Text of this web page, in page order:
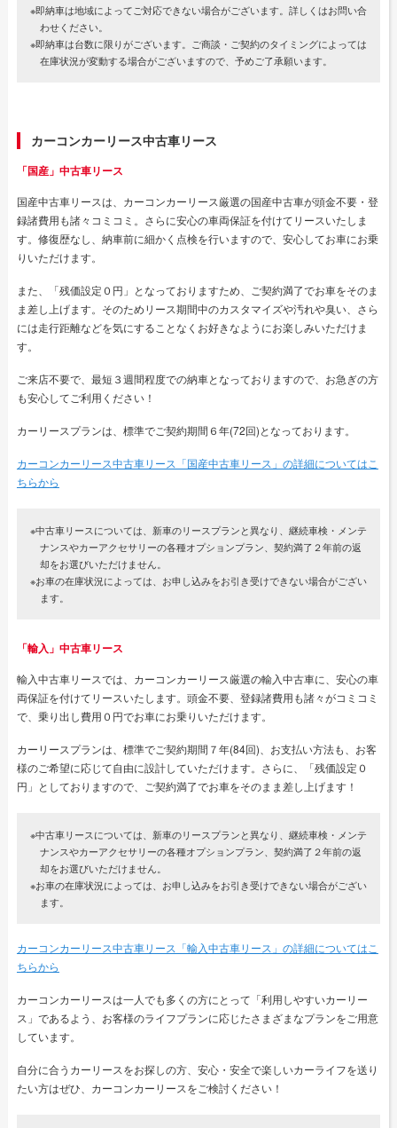
※即納車は地域によってご対応できない場合がございます。詳しくはお問い合
わせください。
※即納車は台数に限りがございます。ご商談・ご契約のタイミングによっては
在庫状況が変動する場合がございますので、予めご了承願います。
カーコンカーリース中古車リース
「国産」中古車リース
国産中古車リースは、カーコンカーリース厳選の国産中古車が頭金不要・登
録諸費用も諸々コミコミ。さらに安心の車両保証を付けてリースいたしま
す。修復歴なし、納車前に細かく点検を行いますので、安心してお車にお乗
りいただけます。
また、「残価設定０円」となっておりますため、ご契約満了でお車をそのま
ま差し上げます。そのためリース期間中のカスタマイズや汚れや臭い、さら
には走行距離などを気にすることなくお好きなようにお楽しみいただけま
す。
ご来店不要で、最短３週間程度での納車となっておりますので、お急ぎの方
も安心してご利用ください！
カーリースプランは、標準でご契約期間６年(72回)となっております。
カーコンカーリース中古車リース「国産中古車リース」の詳細についてはこ
ちらから
※中古車リースについては、新車のリースプランと異なり、継続車検・メンテ
ナンスやカーアクセサリーの各種オプションプラン、契約満了２年前の返
却をお選びいただけません。
※お車の在庫状況によっては、お申し込みをお引き受けできない場合がござい
ます。
「輸入」中古車リース
輸入中古車リースでは、カーコンカーリース厳選の輸入中古車に、安心の車
両保証を付けてリースいたします。頭金不要、登録諸費用も諸々がコミコミ
で、乗り出し費用０円でお車にお乗りいただけます。
カーリースプランは、標準でご契約期間７年(84回)、お支払い方法も、お客
様のご希望に応じて自由に設計していただけます。さらに、「残価設定０
円」としておりますので、ご契約満了でお車をそのまま差し上げます！
※中古車リースについては、新車のリースプランと異なり、継続車検・メンテ
ナンスやカーアクセサリーの各種オプションプラン、契約満了２年前の返
却をお選びいただけません。
※お車の在庫状況によっては、お申し込みをお引き受けできない場合がござい
ます。
カーコンカーリース中古車リース「輸入中古車リース」の詳細についてはこ
ちらから
カーコンカーリースは一人でも多くの方にとって「利用しやすいカーリー
ス」であるよう、お客様のライフプランに応じたさまざまなプランをご用意
しています。
自分に合うカーリースをお探しの方、安心・安全で楽しいカーライフを送り
たい方はぜひ、カーコンカーリースをご検討ください！